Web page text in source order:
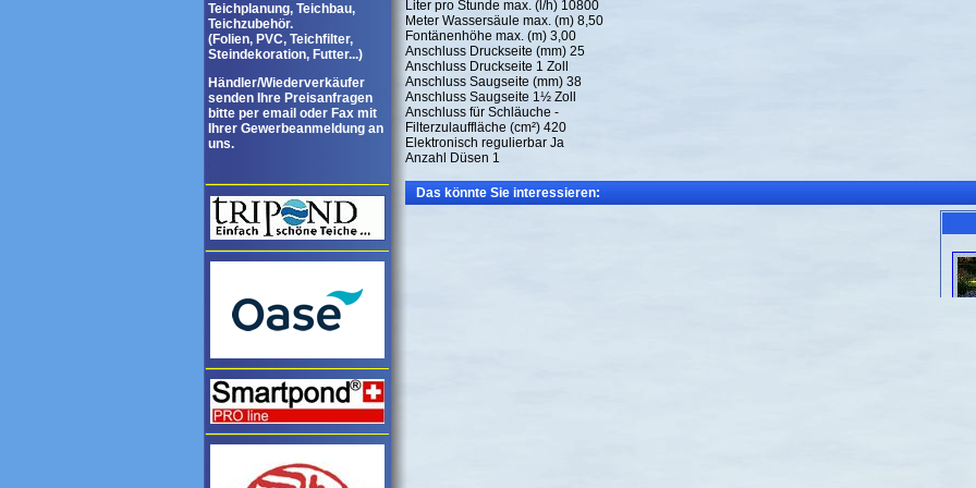
Teichplanung, Teichbau,
Teichzubehör.
(Folien, PVC, Teichfilter,
Steindekoration, Futter...)
Händler/Wiederverkäufer
senden Ihre Preisanfragen
bitte per email oder Fax mit
Ihrer Gewerbeanmeldung an
uns.
Liter pro Stunde max. (l/h) 10800
Meter Wassersäule max. (m) 8,50
Fontänenhöhe max. (m) 3,00
Anschluss Druckseite (mm) 25
Anschluss Druckseite 1 Zoll
Anschluss Saugseite (mm) 38
Anschluss Saugseite 1½ Zoll
Anschluss für Schläuche -
Filterzulauffläche (cm²) 420
Elektronisch regulierbar Ja
Anzahl Düsen 1
Das könnte Sie interessieren: